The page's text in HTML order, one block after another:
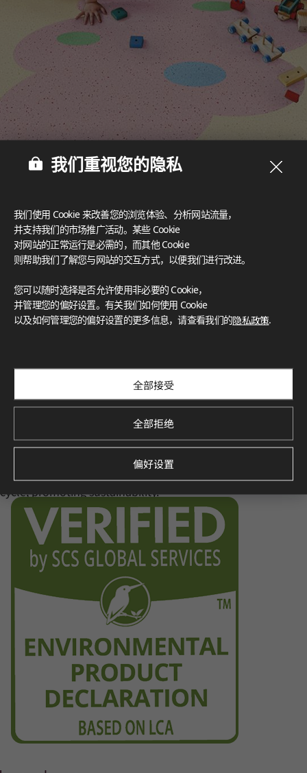
多样设计‌
格需求。
认证
LX Hausys 的 HFLOR 地板秉承对人、空间和环境的承诺，提
Certification for indoor air quality, ensuring low emissions o
f volatile organic compounds (VOCs), contributing to a healt
Environmental Product Declaration
Verified by SCS Global Services, this certification demonstra
tes the product’s environmental impact throughout its life
cycle, promoting sustainability.
我们重视您的隐私
我们使用 Cookie 来改善您的浏览体验、分析网站流量，
并支持我们的市场推广活动。某些 Cookie
对网站的正常运行是必需的，而其他 Cookie
则帮助我们了解您与网站的交互方式，以便我们进行改进。
您可以随时选择是否允许使用非必要的 Cookie，
并管理您的偏好设置。有关我们如何使用 Cookie
以及如何管理您的偏好设置的更多信息，请查看我们的隐私政策.
全部接受
全部拒绝
偏好设置